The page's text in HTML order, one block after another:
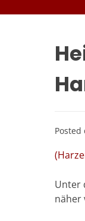
Posted
Unter
näher